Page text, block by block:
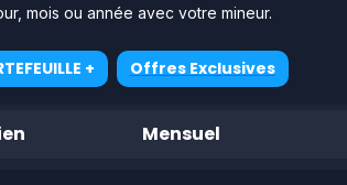
mois ou année avec votre mineur.
+ Offres Exclusives
Mensuel